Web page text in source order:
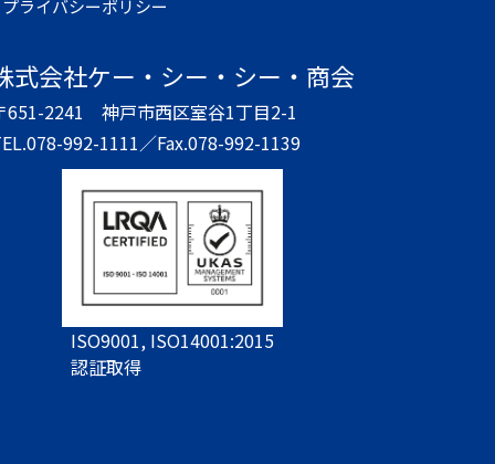
プライバシーポリシー
式会社ケー・シー・シー・商会
651-2241 神戸市西区室谷1丁目2-1
992-1111／Fax.078-992-1139
ISO9001, ISO14001:2015
認証取得